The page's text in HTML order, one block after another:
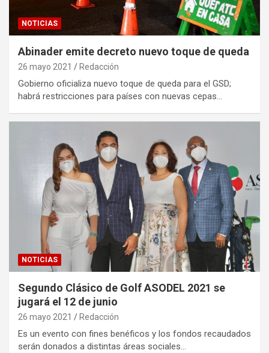
NOTICIAS
Abinader emite decreto nuevo toque de queda
26 mayo 2021 Redacción
Gobierno oficializa nuevo toque de queda para el GSD;
habrá restricciones para países con nuevas cepas…
NOTICIAS
Segundo Clásico de Golf ASODEL 2021 se
jugará el 12 de junio
26 mayo 2021 Redacción
Es un evento con fines benéficos y los fondos recaudados
serán donados a distintas áreas sociales…